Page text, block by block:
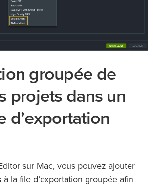
groupée de
projets dans un
d’exportation
sur Mac, vous pouvez ajouter
à la file d’exportation groupée afin